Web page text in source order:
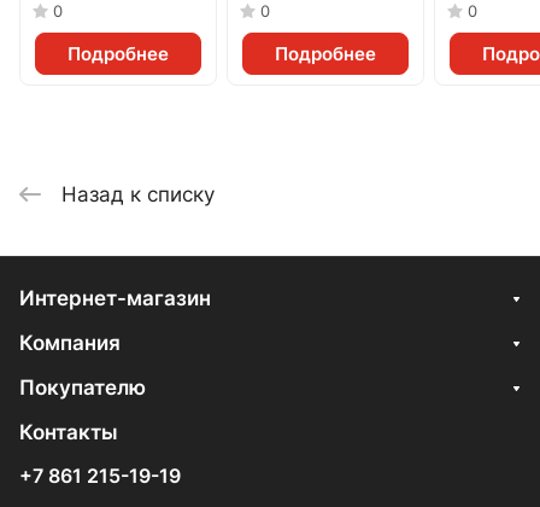
0
Подробнее
0
Подробнее
0
Назад к списку
Интернет-магазин
Компания
Покупателю
Контакты
+7 861 215-19-19